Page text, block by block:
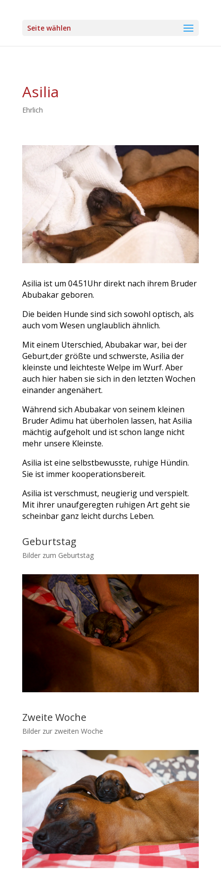
Seite wählen
Asilia
Ehrlich
Asilia ist um 04.51Uhr direkt nach ihrem Bruder
Abubakar geboren.
Die beiden Hunde sind sich sowohl optisch, als
auch vom Wesen unglaublich ähnlich.
Mit einem Uterschied, Abubakar war, bei der
Geburt,der größte und schwerste, Asilia der
kleinste und leichteste Welpe im Wurf. Aber
auch hier haben sie sich in den letzten Wochen
einander angenähert.
Während sich Abubakar von seinem kleinen
Bruder Adimu hat überholen lassen, hat Asilia
mächtig aufgeholt und ist schon lange nicht
mehr unsere Kleinste.
Asilia ist eine selbstbewusste, ruhige Hündin.
Sie ist immer kooperationsbereit.
Asilia ist verschmust, neugierig und verspielt.
Mit ihrer unaufgeregten ruhigen Art geht sie
scheinbar ganz leicht durchs Leben.
Geburtstag
Bilder zum Geburtstag
Zweite Woche
Bilder zur zweiten Woche